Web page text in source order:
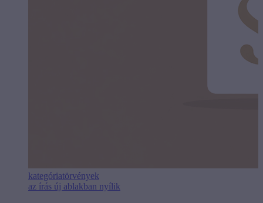
kategóriatörvények
az írás új ablakban nyílik